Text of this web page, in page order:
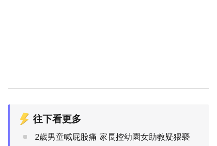
往下看更多
2歲男童喊屁股痛 家長控幼園女助教疑猥褻